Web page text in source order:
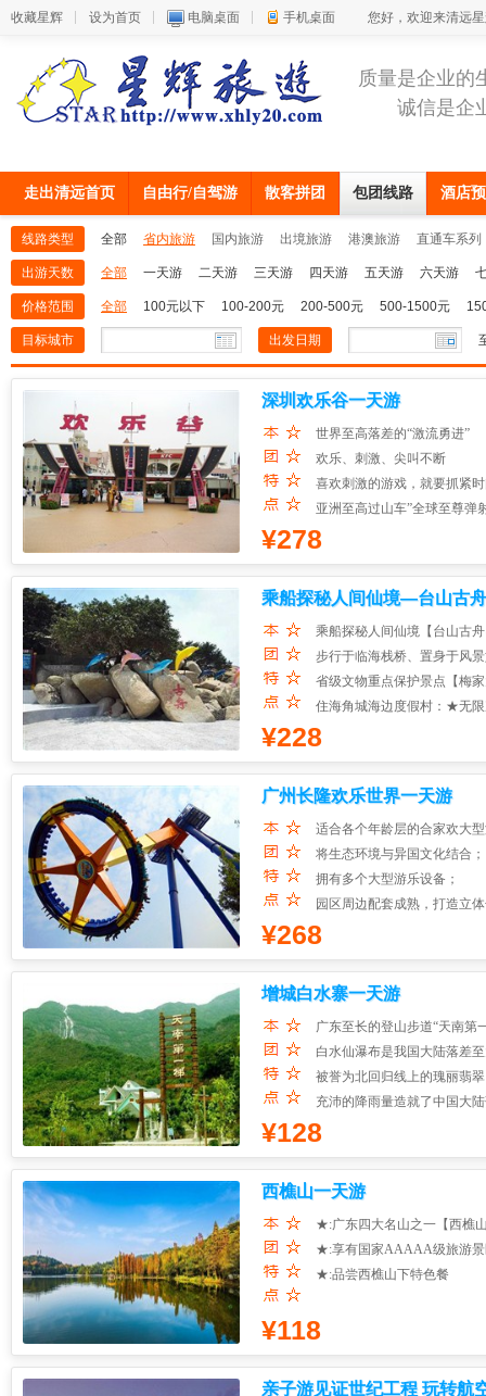
收藏星辉 设为首页 电脑桌面 手机桌面 您好，欢迎来清远
质量是企业的
诚信是企
走出清远首页 自由行/自驾游 散客拼团 包团线路 酒店
线路类型 全部 省内旅游 国内旅游 出境旅游 港澳旅游 直通车系列
出游天数 全部 一天游 二天游 三天游 四天游 五天游 六天游
价格范围 全部 100元以下 100-200元 200-500元 500-1500元
目标城市 出发日期
深圳欢乐谷一天游
世界至高落差的“激流勇进”
欢乐、刺激、尖叫不断
喜欢刺激的游戏，就要抓紧
亚洲至高过山车”全球至尊弹
¥278
乘船探秘人间仙境—台山古
天
乘船探秘人间仙境【台山古
步行于临海栈桥、置身于风
省级文物重点保护景点【梅
住海角城海边度假村：★无
★
¥228
广州长隆欢乐世界一天游
适合各个年龄层的合家欢大
将生态环境与异国文化结合；
拥有多个大型游乐设备；
园区周边配套成熟，打造立
大型特色表演项目丰富多彩。
¥268
增城白水寨一天游
广东至长的登山步道“天南第
白水仙瀑布是我国大陆落差
被誉为北回归线上的瑰丽翡
充沛的降雨量造就了中国大
¥128
西樵山一天游
★:广东四大名山之一【西樵
★:享有国家AAAAA级旅游景
★:品尝西樵山下特色餐
¥118
亲子游见证世纪工程 玩转航